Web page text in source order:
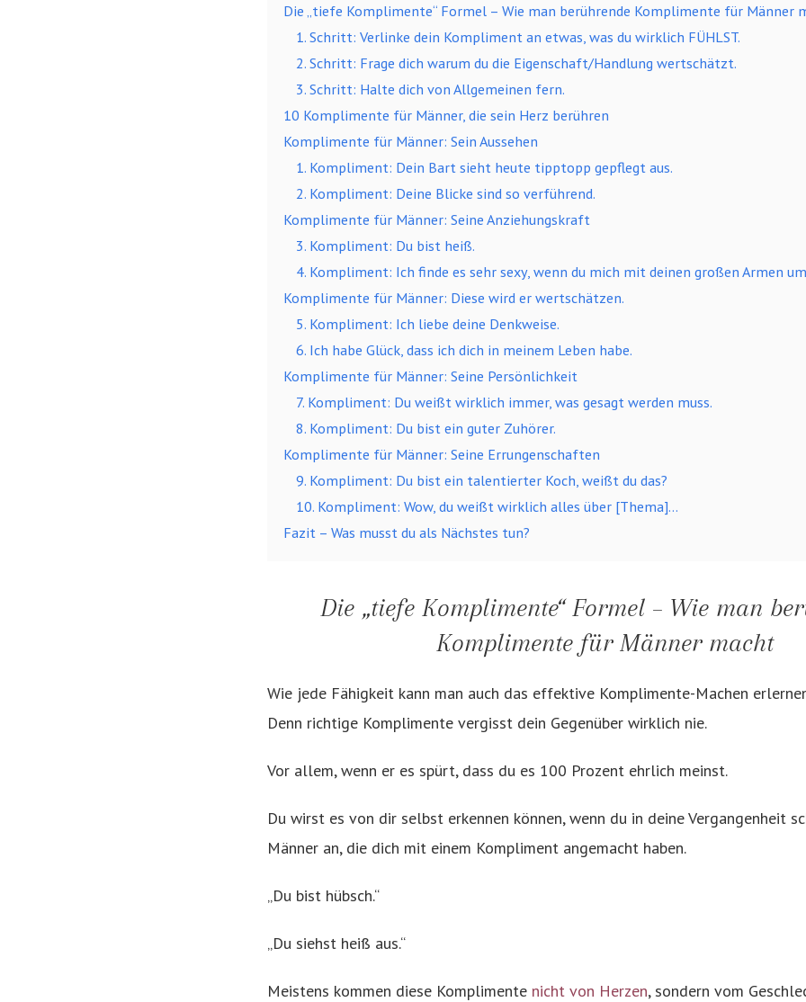
Die „tiefe Komplimente“ Formel – Wie man berührende Komplimente für Männer
1. Schritt: Verlinke dein Kompliment an etwas, was du wirklich FÜHLST.
2. Schritt: Frage dich warum du die Eigenschaft/Handlung wertschätzt.
3. Schritt: Halte dich von Allgemeinen fern.
10 Komplimente für Männer, die sein Herz berühren
Komplimente für Männer: Sein Aussehen
1. Kompliment: Dein Bart sieht heute tipptopp gepflegt aus.
2. Kompliment: Deine Blicke sind so verführend.
Komplimente für Männer: Seine Anziehungskraft
3. Kompliment: Du bist heiß.
4. Kompliment: Ich finde es sehr sexy, wenn du mich mit deinen großen Armen
Komplimente für Männer: Diese wird er wertschätzen.
5. Kompliment: Ich liebe deine Denkweise.
6. Ich habe Glück, dass ich dich in meinem Leben habe.
Komplimente für Männer: Seine Persönlichkeit
7. Kompliment: Du weißt wirklich immer, was gesagt werden muss.
8. Kompliment: Du bist ein guter Zuhörer.
Komplimente für Männer: Seine Errungenschaften
9. Kompliment: Du bist ein talentierter Koch, weißt du das?
10. Kompliment: Wow, du weißt wirklich alles über [Thema]…
Fazit – Was musst du als Nächstes tun?
Die „tiefe Komplimente“ Formel – Wie man
Komplimente für Männer macht
Wie jede Fähigkeit kann man auch das effektive Komplimente-Machen
Denn richtige Komplimente vergisst dein Gegenüber wirklich nie.
Vor allem, wenn er es spürt, dass du es 100 Prozent ehrlich meinst.
Du wirst es von dir selbst erkennen können, wenn du in deine Vergangenheit
Männer an, die dich mit einem Kompliment angemacht haben.
„Du bist hübsch.“
„Du siehst heiß aus.“
Meistens kommen diese Komplimente nicht von Herzen, sondern vom